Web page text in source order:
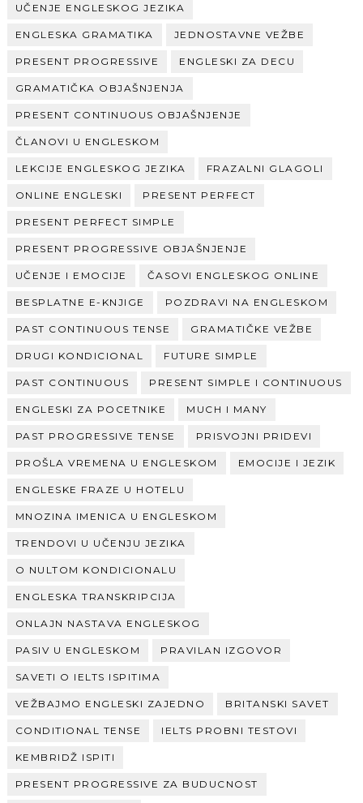
UČENJE ENGLESKOG JEZIKA
ENGLESKA GRAMATIKA JEDNOSTAVNE VEŽBE
PRESENT PROGRESSIVE ENGLESKI ZA DECU
GRAMATIČKA OBJAŠNJENJA
PRESENT CONTINUOUS OBJAŠNJENJE
ČLANOVI U ENGLESKOM
LEKCIJE ENGLESKOG JEZIKA FRAZALNI GLAGOLI
ONLINE ENGLESKI PRESENT PERFECT
PRESENT PERFECT SIMPLE
PRESENT PROGRESSIVE OBJAŠNJENJE
UČENJE I EMOCIJE ČASOVI ENGLESKOG ONLINE
BESPLATNE E-KNJIGE POZDRAVI NA ENGLESKOM
PAST CONTINUOUS TENSE GRAMATIČKE VEŽBE
DRUGI KONDICIONAL FUTURE SIMPLE
PAST CONTINUOUS PRESENT SIMPLE I CONTINUOUS
ENGLESKI ZA POCETNIKE MUCH I MANY
PAST PROGRESSIVE TENSE PRISVOJNI PRIDEVI
PROŠLA VREMENA U ENGLESKOM EMOCIJE I JEZIK
ENGLESKE FRAZE U HOTELU
MNOZINA IMENICA U ENGLESKOM
TRENDOVI U UČENJU JEZIKA
O NULTOM KONDICIONALU
ENGLESKA TRANSKRIPCIJA
ONLAJN NASTAVA ENGLESKOG
PASIV U ENGLESKOM PRAVILAN IZGOVOR
SAVETI O IELTS ISPITIMA
VEŽBAJMO ENGLESKI ZAJEDNO BRITANSKI SAVET
CONDITIONAL TENSE IELTS PROBNI TESTOVI
KEMBRIDŽ ISPITI
PRESENT PROGRESSIVE ZA BUDUCNOST